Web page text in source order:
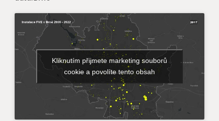
Kliknutím přijmete marketing souborů
cookie a povolíte tento obsah